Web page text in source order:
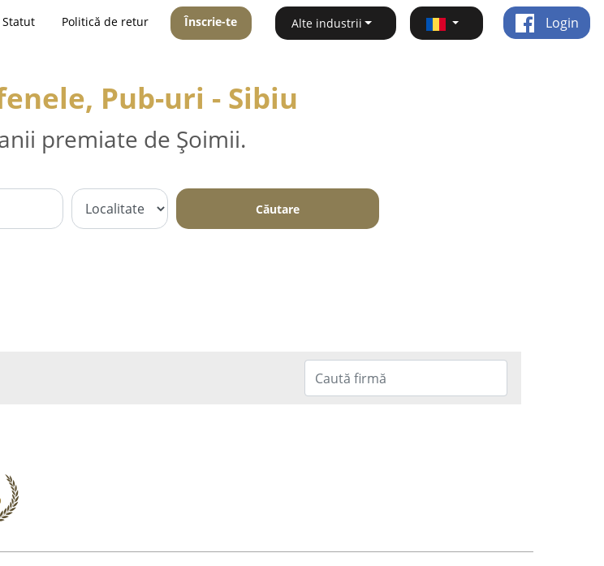
Statut Politică de retur Înscrie-te Alte industrii Login
Pub-uri - Sibiu
premiate de Șoimii.
Căutare